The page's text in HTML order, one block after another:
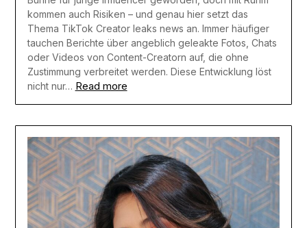
kommen auch Risiken – und genau hier setzt das
Thema TikTok Creator leaks news an. Immer häufiger
tauchen Berichte über angeblich geleakte Fotos, Chats
oder Videos von Content-Creatorn auf, die ohne
Zustimmung verbreitet werden. Diese Entwicklung löst
nicht nur… Read more